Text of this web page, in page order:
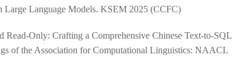
Large Language Models. KSEM 2025 (CCFC)
Read-Only: Crafting a Comprehensive Chinese Text-to-SQL
of the Association for Computational Linguistics: NAACL